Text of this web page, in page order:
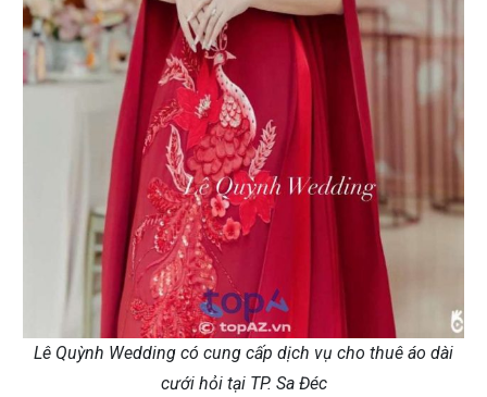
Lê Quỳnh Wedding có cung cấp dịch vụ cho thuê áo dài
cưới hỏi tại TP. Sa Đéc